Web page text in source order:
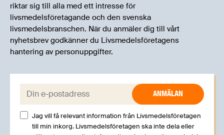
riktar sig till alla med ett intresse för
livsmedelsföretagande och den svenska
livsmedelsbranschen. När du anmäler dig till vårt
nyhetsbrev godkänner du Livsmedelsföretagens
hantering av personuppgifter.
E-post:
Jag vill få relevant information från Livsmedelsföretagen
till min inkorg. Livsmedelsföretagen ska inte dela eller